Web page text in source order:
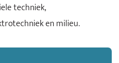
techniek,
en milieu.